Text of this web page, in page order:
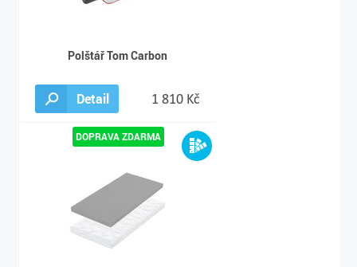
Polštář Tom Carbon
Detail 1 810 Kč